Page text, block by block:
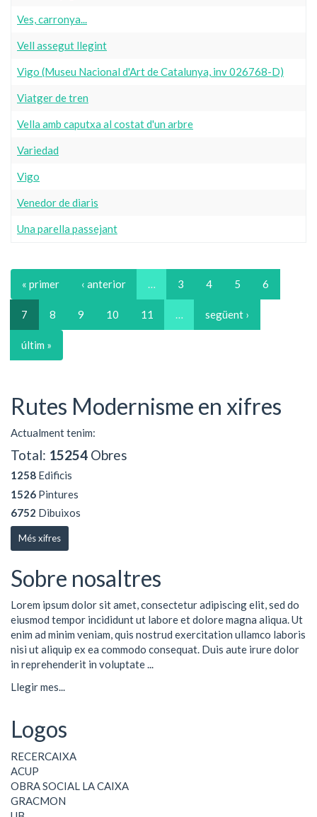
Ves, carronya...
Vell assegut llegint
Vigo (Museu Nacional d'Art de Catalunya, inv 026768-D)
Viatger de tren
Vella amb caputxa al costat d'un arbre
Variedad
Vigo
Venedor de diaris
Una parella passejant
« primer ‹ anterior … 3 4 5 6
7 8 9 10 11 … següent ›
últim »
Rutes Modernisme en xifres
Actualment tenim:
Total: 15254 Obres
1258 Edificis
1526 Pintures
6752 Dibuixos
Més xifres
Sobre nosaltres
Lorem ipsum dolor sit amet, consectetur adipiscing elit, sed do
eiusmod tempor incididunt ut labore et dolore magna aliqua. Ut
enim ad minim veniam, quis nostrud exercitation ullamco laboris
nisi ut aliquip ex ea commodo consequat. Duis aute irure dolor
in reprehenderit in voluptate ...
Llegir mes...
Logos
RECERCAIXA
ACUP
OBRA SOCIAL LA CAIXA
GRACMON